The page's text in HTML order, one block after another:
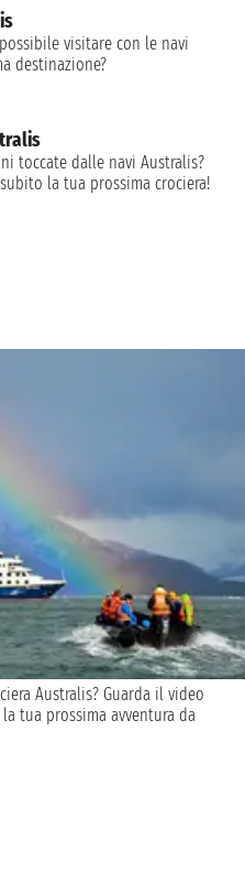
visitare con le navi
destinazione?
toccate dalle navi Australis?
la tua prossima crociera!
Australis? Guarda il video
tua prossima avventura da